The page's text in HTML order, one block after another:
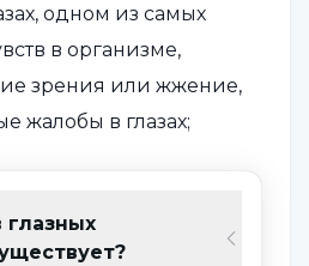
одном из самых
в организме,
зрения или жжение,
жалобы в глазах;
тела в глазу
глазных